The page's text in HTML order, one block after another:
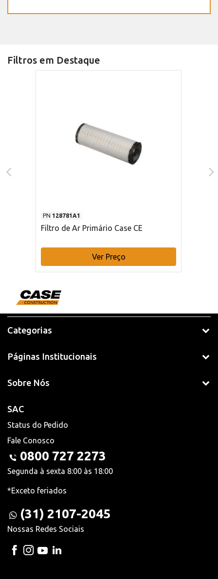
Filtros em Destaque
PN 128781A1
Filtro de Ar Primário Case CE
Ver Preço
Categorias
Páginas Institucionais
Sobre Nós
SAC
Status do Pedido
Fale Conosco
0800 727 2273
Segunda à sexta 8:00 às 18:00
*Exceto feriados
(31) 2107-2045
Nossas Redes Sociais